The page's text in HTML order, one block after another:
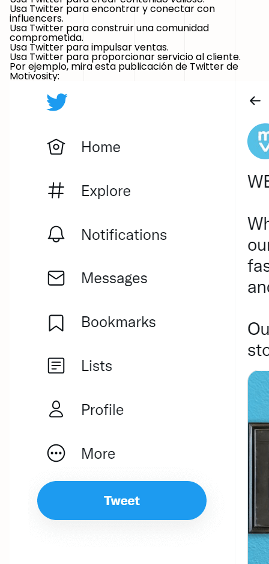
Usa Twitter para encontrar y conectar con
influencers.
Usa Twitter para construir una comunidad
comprometida.
Usa Twitter para impulsar ventas.
Usa Twitter para proporcionar servicio al cliente.
Por ejemplo, mira esta publicación de Twitter de
Motivosity: